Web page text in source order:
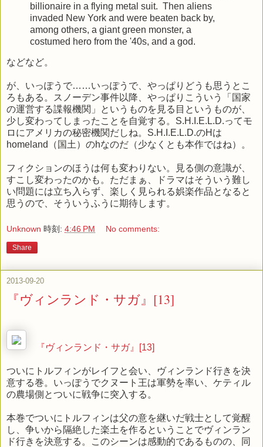
billionaire in a flying metal suit. Then aliens
invaded New York and were beaten back by,
among others, a giant green monster, a
costumed hero from the '40s, and a god.
などなど。
が、いっぽうで……いっぽうで、やっぱりどうも思うとこ
ろもある。スノーデン事件以降、やっぱりこういう「国家
の運営する諜報機関」というものを見る目というものが、
少し変わってしまったことを自覚する。S.H.I.E.L.D.ってモ
ロにアメリカの秘密機関だしね。S.H.I.E.L.D.のHは
homeland（国土）のhなのだ（少なくとも本作ではね）。
フィクションのほうは何も変わりない。見る側の意識が、
すこし変わったのかも。ただまぁ、ドラマはそういう難し
い問題には立ち入らず、楽しく見られる娯楽作品となると
思うので、そういうふうに期待します。
Unknown 時刻: 4:46 PM No comments:
Share
2013-09-20
『ヴィンランド・サガ』[13]
『ヴィンランド・サガ』[13]
ついにトルフィンがレイフと会い、ヴィンランド行きを決
意する巻。いっぽうでクヌート王は軍勢を率い、ケティル
の農場側とついに戦争に突入する。
本巻でついにトルフィンは父の意を継いだ戦士として覚醒
し、争いから隔絶した楽土を作るということでヴィンラン
ド行きを決意する。このシーンは感動的であるものの、同